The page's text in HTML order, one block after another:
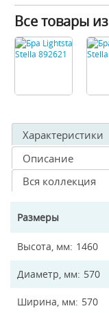
Все товары
Характеристики
Описание
Вся коллекция
Размеры
Высота, мм 1460
Диаметр, мм 570
Ширина, мм 570